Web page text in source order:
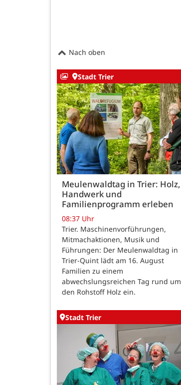
Nach oben
Stadt Trier
Meulenwaldtag in Trier: Holz,
Handwerk und
Familienprogramm erleben
08:37 Uhr
Trier. Maschinenvorführungen,
Mitmachaktionen, Musik und
Führungen: Der Meulenwaldtag in
Trier-Quint lädt am 16. August
Familien zu einem
abwechslungsreichen Tag rund um
den Rohstoff Holz ein.
Stadt Trier